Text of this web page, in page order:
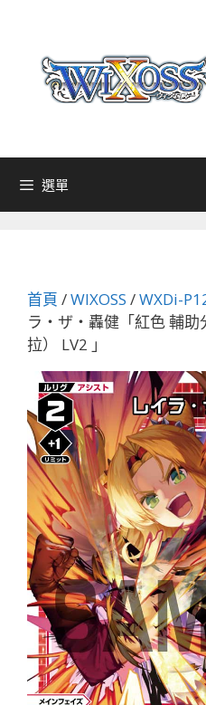
選單
首頁 /WIXOSS /WXDi-
ラ・ザ・轟健「紅色 輔
拉） LV2 」